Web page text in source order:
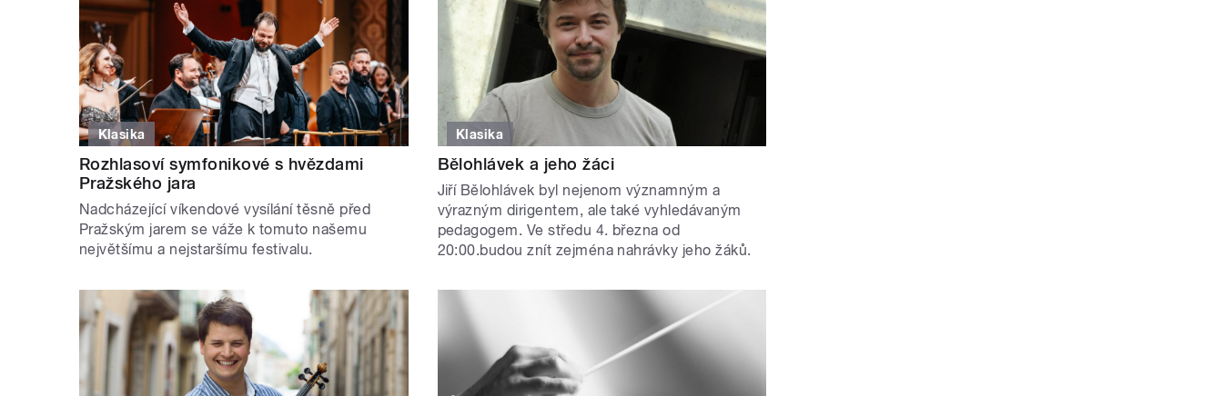
Klasika
Rozhlasoví symfonikové s hvězdami
Pražského jara
Nadcházející víkendové vysílání těsně před
Pražským jarem se váže k tomuto našemu
největšímu a nejstaršímu festivalu.
Klasika
Bělohlávek a jeho žáci
Jiří Bělohlávek byl nejenom významným a
výrazným dirigentem, ale také vyhledávaným
pedagogem. Ve středu 4. března od
20:00.budou znít zejména nahrávky jeho žáků.